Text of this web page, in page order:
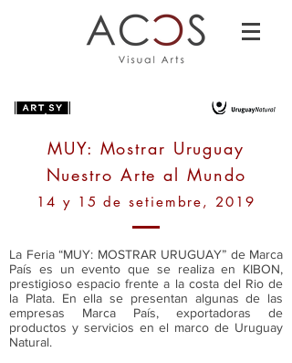
MUY: Mostrar Uruguay
Nuestro Arte al Mundo
14 y 15 de setiembre, 2019
La Feria “MUY: MOSTRAR URUGUAY” de Marca
País es un evento que se realiza en KIBON,
prestigioso espacio frente a la costa del Rio de
la Plata. En ella se presentan algunas de las
empresas Marca País, exportadoras de
productos y servicios en el marco de Uruguay
Natural.